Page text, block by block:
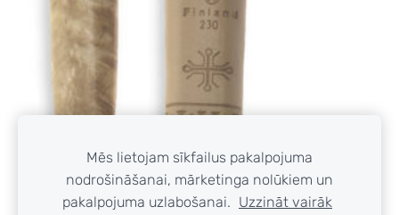
Mēs lietojam sīkfailus pakalpojuma
nodrošināšanai, mārketinga nolūkiem un
pakalpojuma uzlabošanai. Uzzināt vairāk